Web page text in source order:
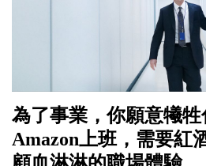
為了事業，你願意犧
Amazon上班，需要紅